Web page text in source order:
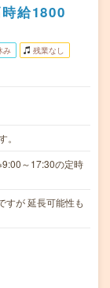
給1800
み 残業なし
～17:30の定時
すが 延長可能性も